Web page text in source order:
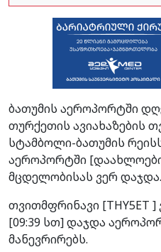
ბათუმის აეროპორტში
თურქეთის ავიახაზების
სტამბოლი-ბათუმის
აეროპორტში
მცდელობისას ვერ დაჯდა.
თვითმფრინავი [THY5ET
[09:39 სთ] დაჯდა
მანევრირებს.